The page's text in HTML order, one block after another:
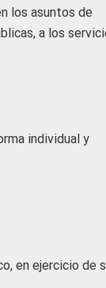
los asuntos de
a los
individual y
en ejercicio de